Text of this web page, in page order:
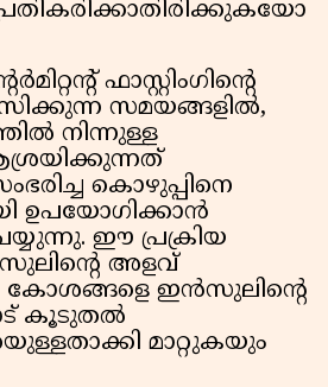
ഫാസ്റ്റിംഗിൻ്റെ
സമയങ്ങളിൽ,
നിന്നുള്ള
കൊഴുപ്പിനെ
ഉപയോഗിക്കാൻ
ഈ പ്രക്രിയ
അളവ്
ഇൻസുലിൻ്റെ
കൂടുതൽ
മാറ്റുകയും